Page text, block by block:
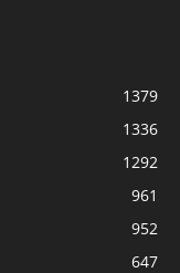
1379
1336
1292
961
952
647